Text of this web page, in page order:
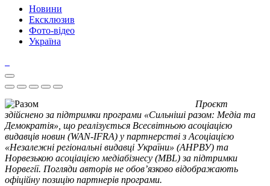
Новини
Ексклюзив
Фото-відео
Україна
Проєкт
здійснено за підтримки програми «Сильніші разом: Медіа та
Демократія», що реалізується Всесвітньою асоціацією
видавців новин (WAN-IFRA) у партнерстві з Асоціацією
«Незалежні регіональні видавці України» (АНРВУ) та
Норвезькою асоціацією медіабізнесу (MBL) за підтримки
Норвегії. Погляди авторів не обов’язково відображають
офіційну позицію партнерів програми.